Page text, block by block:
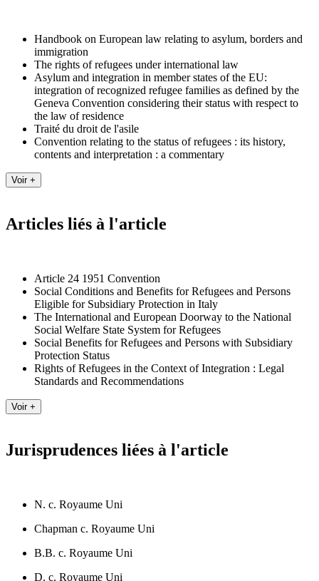
Handbook on European law relating to asylum, borders and
immigration
The rights of refugees under international law
Asylum and integration in member states of the EU:
integration of recognized refugee families as defined by the
Geneva Convention considering their status with respect to
the law of residence
Traité du droit de l'asile
Convention relating to the status of refugees : its history,
contents and interpretation : a commentary
Articles liés à l'article
Article 24 1951 Convention
Social Conditions and Benefits for Refugees and Persons
Eligible for Subsidiary Protection in Italy
The International and European Doorway to the National
Social Welfare State System for Refugees
Social Benefits for Refugees and Persons with Subsidiary
Protection Status
Rights of Refugees in the Context of Integration : Legal
Standards and Recommendations
Jurisprudences liées à l'article
N. c. Royaume Uni
Chapman c. Royaume Uni
B.B. c. Royaume Uni
D. c. Royaume Uni